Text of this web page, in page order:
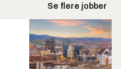
Se flere jobber